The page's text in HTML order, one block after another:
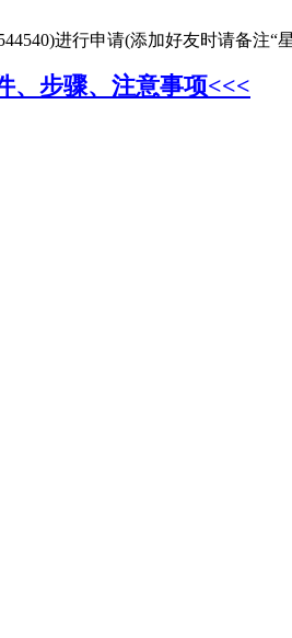
进行申请(添加好友时请备注“
、步骤、注意事项<<<